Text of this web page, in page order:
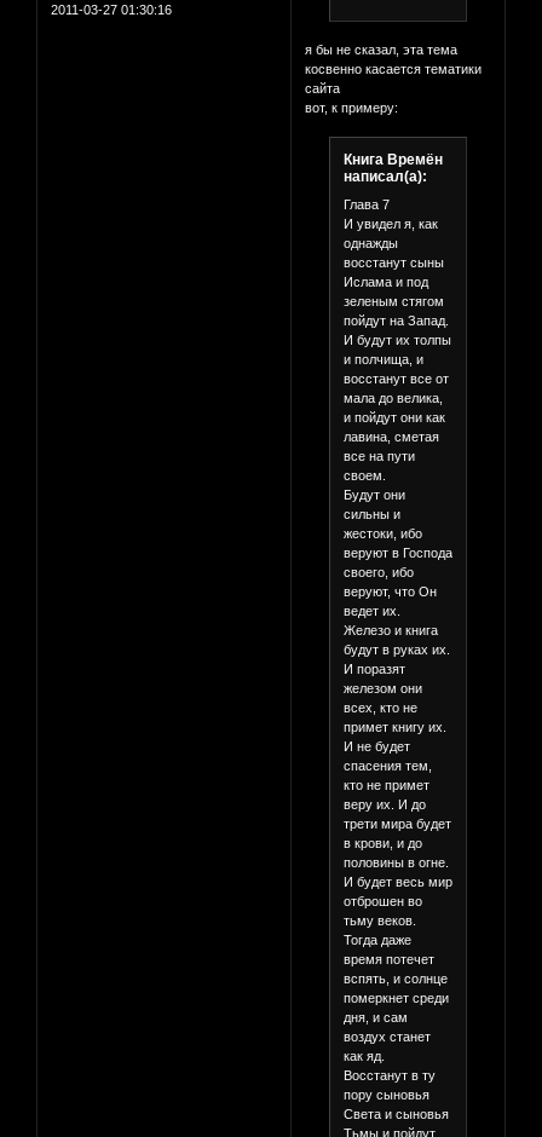
2011-03-27 01:30:16
я бы не сказал, эта тема
косвенно касается тематики
сайта
вот, к примеру:
Книга Времён
написал(а):
Глава 7
И увидел я, как
однажды
восстанут сыны
Ислама и под
зеленым стягом
пойдут на Запад.
И будут их толпы
и полчища, и
восстанут все от
мала до велика,
и пойдут они как
лавина, сметая
все на пути
своем.
Будут они
сильны и
жестоки, ибо
веруют в Господа
своего, ибо
веруют, что Он
ведет их.
Железо и книга
будут в руках их.
И поразят
железом они
всех, кто не
примет книгу их.
И не будет
спасения тем,
кто не примет
веру их. И до
трети мира будет
в крови, и до
половины в огне.
И будет весь мир
отброшен во
тьму веков.
Тогда даже
время потечет
вспять, и солнце
померкнет среди
дня, и сам
воздух станет
как яд.
Восстанут в ту
пору сыновья
Света и сыновья
Тьмы и пойдут